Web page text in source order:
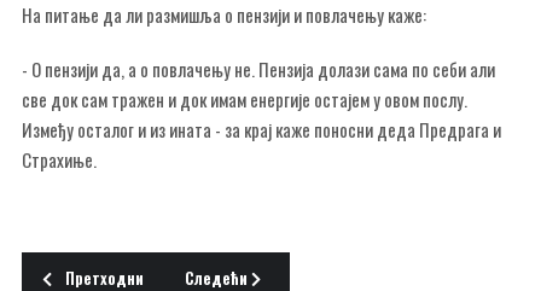
На питање да ли размишља о пензији и повлачењу каже:
- О пензији да, а о повлачењу не. Пензија долази сама по себи али
све док сам тражен и док имам енергије остајем у овом послу.
Између осталог и из ината - за крај каже поносни деда Предрага и
Страхиње.
Претходни чланак: ИКОНА ЗА ЈУБИЛЕЈ
Претходни Следећи чланак: УРЕЂЕЊЕ ПАРКА
Следећи